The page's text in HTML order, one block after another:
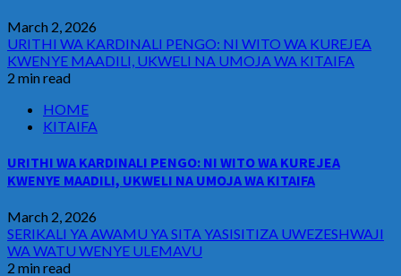
March 2, 2026
URITHI WA KARDINALI PENGO: NI WITO WA KUREJEA
KWENYE MAADILI, UKWELI NA UMOJA WA KITAIFA
2 min read
HOME
KITAIFA
URITHI WA KARDINALI PENGO: NI WITO WA KUREJEA
KWENYE MAADILI, UKWELI NA UMOJA WA KITAIFA
March 2, 2026
SERIKALI YA AWAMU YA SITA YASISITIZA UWEZESHWAJI
WA WATU WENYE ULEMAVU
2 min read